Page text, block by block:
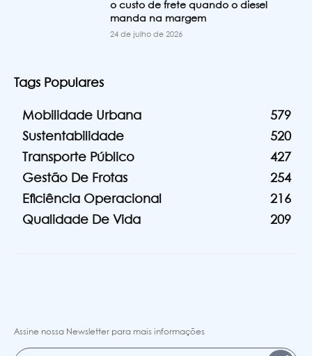
o custo de frete quando o diesel
manda na margem
24 de julho de 2026
Tags Populares
Mobilidade Urbana
579
Sustentabilidade
520
Transporte Público
427
Gestão De Frotas
254
Eficiência Operacional
216
Qualidade De Vida
209
Assine nossa Newsletter para mais informações